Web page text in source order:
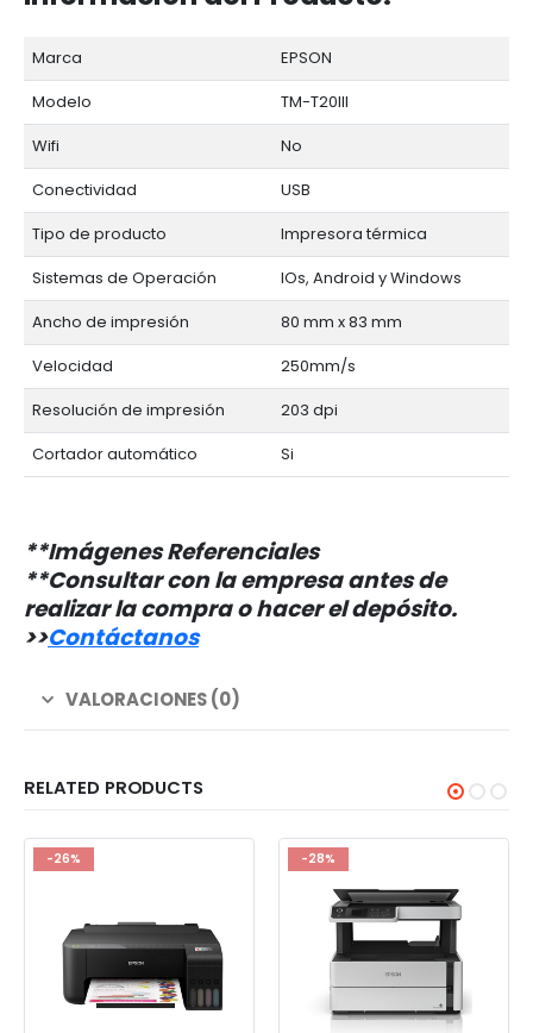
Marca
EPSON
Modelo
TM-T20III
Wifi
No
Conectividad
USB
Tipo de producto
Impresora térmica
Sistemas de Operación
IOs, Android y Windows
Ancho de impresión
80 mm x 83 mm
Velocidad
250mm/s
Resolución de impresión
203 dpi
Cortador automático
Si
**Imágenes Referenciales
**Consultar con la empresa antes de
realizar la compra o hacer el depósito.
>>Contáctanos
VALORACIONES (0)
RELATED PRODUCTS
-26% -28%